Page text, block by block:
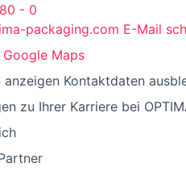
- 0
packaging.com E-Mail
Google Maps
Kontaktdaten
zu Ihrer Karriere bei